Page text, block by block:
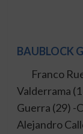
BAUBLOCK
Franco
Valderrama
Guerra (29) -
Alejandro